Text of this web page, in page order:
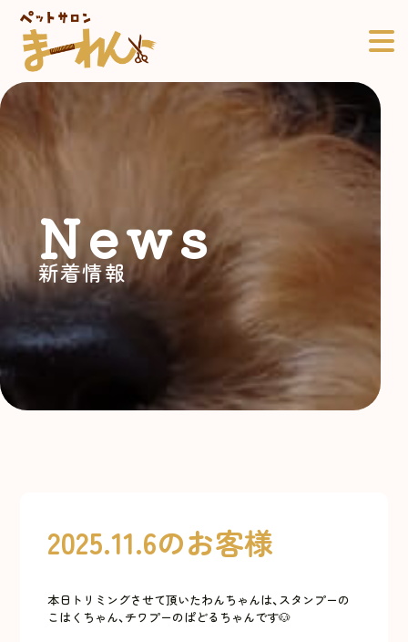
新着情報
News
2025.11.6のお客様
本日トリミングさせて頂いたわんちゃんは、スタンプーの
こはくちゃん、チワプーのぱどるちゃんです🐶